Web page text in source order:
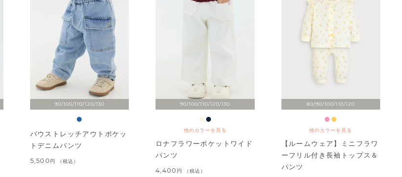
90/100/110/120/130
バウストレッチアウトポケッ
トデニムパンツ
5,500 税込
90/100/110/120/130
他のカラーを見る
ロナフラワーポケットワイド
パンツ
4,400 税込
80/90/100/110/120
他のカラーを見る
【ルームウェア】ミニフラワ
ーフリル付き長袖トップス＆
パンツ